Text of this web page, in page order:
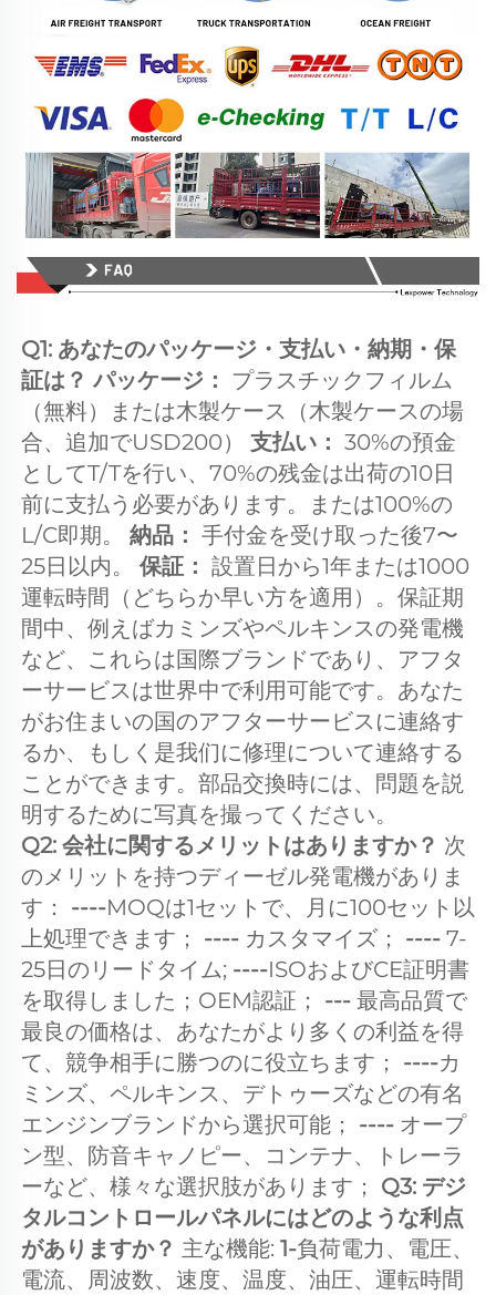
Q1: あなたのパッケージ・支払い・納期・保
証は？ パッケージ： プラスチックフィルム
（無料）または木製ケース（木製ケースの場
合、追加でUSD200） 支払い： 30%の預金
としてT/Tを行い、70%の残金は出荷の10日
前に支払う必要があります。または100%の
L/C即期。 納品： 手付金を受け取った後7〜
25日以内。 保証： 設置日から1年または1000
運転時間（どちらか早い方を適用）。保証期
間中、例えばカミンズやペルキンスの発電機
など、これらは国際ブランドであり、アフタ
ーサービスは世界中で利用可能です。あなた
がお住まいの国のアフターサービスに連絡す
るか、もしく是我们に修理について連絡する
ことができます。部品交換時には、問題を説
明するために写真を撮ってください。
Q2: 会社に関するメリットはありますか？ 次
のメリットを持つディーゼル発電機がありま
す： ----MOQは1セットで、月に100セット以
上処理できます； ---- カスタマイズ； ---- 7-
25日のリードタイム; ----ISOおよびCE証明書
を取得しました；OEM認証； --- 最高品質で
最良の価格は、あなたがより多くの利益を得
て、競争相手に勝つのに役立ちます； ----カ
ミンズ、ペルキンス、デトゥーズなどの有名
エンジンブランドから選択可能； ---- オープ
ン型、防音キャノピー、コンテナ、トレーラ
ーなど、様々な選択肢があります； Q3: デジ
タルコントロールパネルにはどのような利点
がありますか？ 主な機能: 1-負荷電力、電圧、
電流、周波数、速度、温度、油圧、運転時間